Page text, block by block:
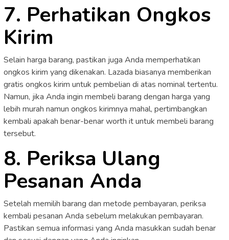
7. Perhatikan Ongkos
Kirim
Selain harga barang, pastikan juga Anda memperhatikan
ongkos kirim yang dikenakan. Lazada biasanya memberikan
gratis ongkos kirim untuk pembelian di atas nominal tertentu.
Namun, jika Anda ingin membeli barang dengan harga yang
lebih murah namun ongkos kirimnya mahal, pertimbangkan
kembali apakah benar-benar worth it untuk membeli barang
tersebut.
8. Periksa Ulang
Pesanan Anda
Setelah memilih barang dan metode pembayaran, periksa
kembali pesanan Anda sebelum melakukan pembayaran.
Pastikan semua informasi yang Anda masukkan sudah benar